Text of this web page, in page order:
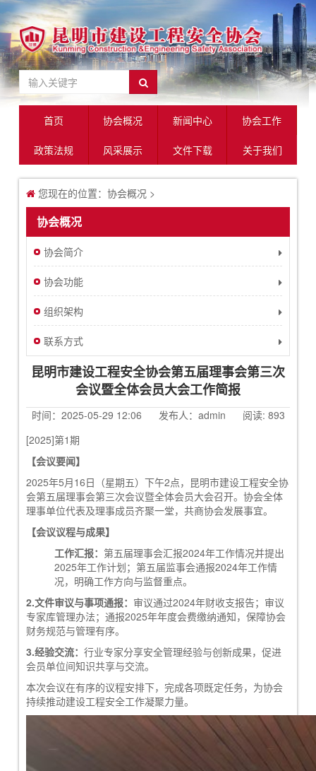
首页 协会概况 新闻中心 协会工作
政策法规 风采展示 文件下载 关于我们
您现在的位置：协会概况 >
协会概况
协会简介
协会功能
组织架构
联系方式
昆明市建设工程安全协会第五届理事会第三次
会议暨全体会员大会工作简报
时间：2025-05-29 12:06 发布人：admin 阅读: 893
[2025]第1期
【会议要闻】
2025年5月16日（星期五）下午2点，昆明市建设工程安全协
会第五届理事会第三次会议暨全体会员大会召开。协会全体
理事单位代表及理事成员齐聚一堂，共商协会发展事宜。
【会议议程与成果】
工作汇报： 第五届理事会汇报2024年工作情况并提出
2025年工作计划；第五届监事会通报2024年工作情
况，明确工作方向与监督重点。
2.文件审议与事项通报： 审议通过2024年财收支报告；审议
专家库管理办法；通报2025年年度会费缴纳通知，保障协会
财务规范与管理有序。
3.经验交流：行业专家分享安全管理经验与创新成果，促进
会员单位间知识共享与交流。
本次会议在有序的议程安排下，完成各项既定任务，为协会
持续推动建设工程安全工作凝聚力量。